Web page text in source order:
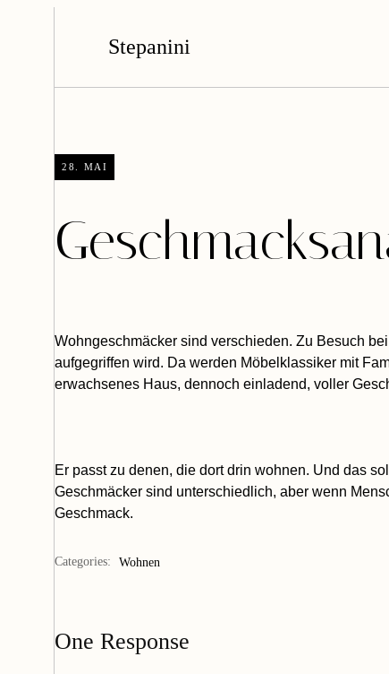
Stepanini
28. MAI
Wohngeschmäcker sind verschieden. Zu Besuch
aufgegriffen wird. Da werden Möbelklassiker mit
erwachsenes Haus, dennoch einladend, voller
Er passt zu denen, die dort drin wohnen. Und das
Geschmäcker sind unterschiedlich, aber wenn
Geschmack.
Categories: Wohnen
One Response